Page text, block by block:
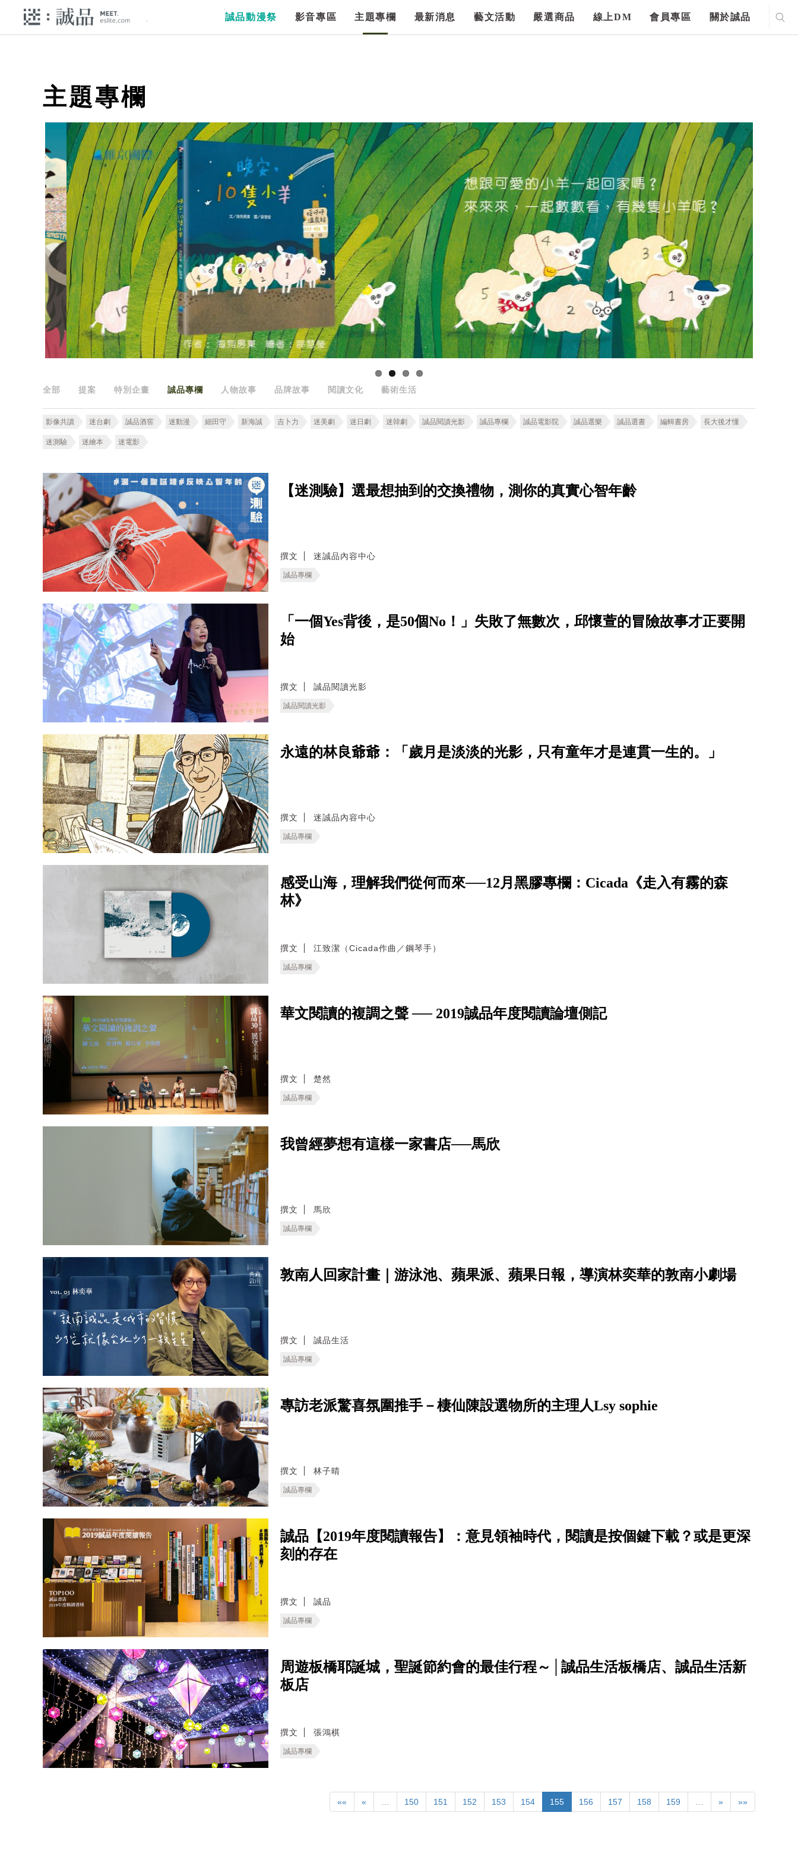
誠品動漫祭 影音專區 主題專欄 最新消息 藝文活動 嚴選商品 線上DM 會員專區 關於誠品
主題專欄
全部 提案 特別企畫 誠品專欄 人物故事 品牌故事 閱讀文化 藝術生活
影像共讀 迷台劇 誠品酒窖 迷動漫 細田守 新海誠 吉卜力 迷美劇 迷日劇 迷韓劇 誠品閱讀光影 誠品專欄 誠品電影院 誠品選樂 誠品選書 編輯書房 長大後才懂
迷測驗 迷繪本 迷電影
【迷測驗】選最想抽到的交換禮物，測你的真實心智年齡
撰文 迷誠品內容中心
誠品專欄
「一個Yes背後，是50個No！」失敗了無數次，邱懷萱的冒險故事才正要開
始
撰文 誠品閱讀光影
誠品閱讀光影
永遠的林良爺爺：「歲月是淡淡的光影，只有童年才是連貫一生的。」
撰文 迷誠品內容中心
誠品專欄
感受山海，理解我們從何而來──12月黑膠專欄：Cicada《走入有霧的森
林》
撰文 江致潔（Cicada作曲／鋼琴手）
誠品專欄
華文閱讀的複調之聲 ── 2019誠品年度閱讀論壇側記
撰文 楚然
誠品專欄
我曾經夢想有這樣一家書店──馬欣
撰文 馬欣
誠品專欄
敦南人回家計畫｜游泳池、蘋果派、蘋果日報，導演林奕華的敦南小劇場
撰文 誠品生活
誠品專欄
專訪老派驚喜氛圍推手－棲仙陳設選物所的主理人Lsy sophie
撰文 林子晴
誠品專欄
誠品【2019年度閱讀報告】：意見領袖時代，閱讀是按個鍵下載？或是更深
刻的存在
撰文 誠品
誠品專欄
周遊板橋耶誕城，聖誕節約會的最佳行程～│誠品生活板橋店、誠品生活新
板店
撰文 張鴻棋
誠品專欄
«« « … 150 151 152 153 154 155 156 157 158 159 … » »»